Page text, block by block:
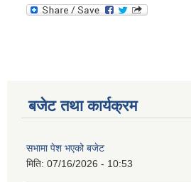
बजेट तथा कार्यक्रम
सभामा पेश भएको बजेट
मिति: 07/16/2026 - 10:53